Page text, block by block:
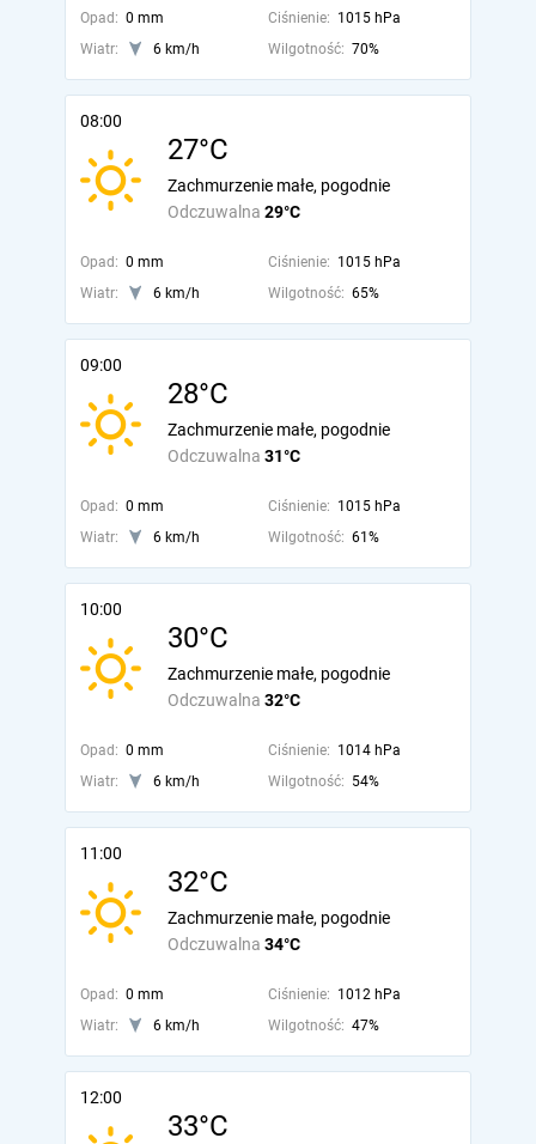
Opad: 0 mm Ciśnienie: 1015 hPa
Wiatr:
6 km/h Wilgotność: 70%
08:00
27°C
Odczuwalna 29°C
Zachmurzenie małe, pogodnie
Opad: 0 mm Ciśnienie: 1015 hPa
Wiatr:
6 km/h Wilgotność: 65%
09:00
28°C
Odczuwalna 31°C
Zachmurzenie małe, pogodnie
Opad: 0 mm Ciśnienie: 1015 hPa
Wiatr:
6 km/h Wilgotność: 61%
10:00
30°C
Odczuwalna 32°C
Zachmurzenie małe, pogodnie
Opad: 0 mm Ciśnienie: 1014 hPa
Wiatr:
6 km/h Wilgotność: 54%
11:00
32°C
Odczuwalna 34°C
Zachmurzenie małe, pogodnie
Opad: 0 mm Ciśnienie: 1012 hPa
Wiatr:
6 km/h Wilgotność: 47%
12:00
33°C